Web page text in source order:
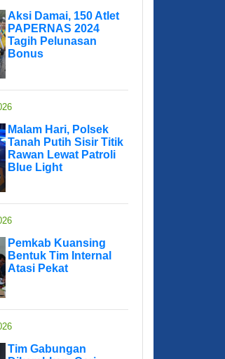
Aksi Damai, 150 Atlet
PAPERNAS 2024
Tagih Pelunasan
Bonus
Malam Hari, Polsek
Tanah Putih Sisir Titik
Rawan Lewat Patroli
Blue Light
Pemkab Kuansing
Bentuk Tim Internal
Atasi Pekat
Tim Gabungan